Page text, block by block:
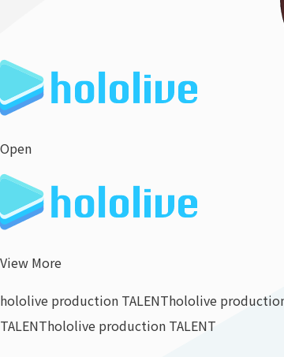
Open
View More
hololive production TALENThololive
TALENThololive production TALENT